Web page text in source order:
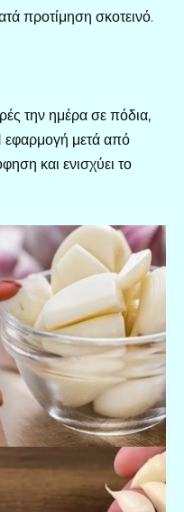
προτίμηση σκοτεινό.
την ημέρα σε πόδια,
εφαρμογή μετά από
και ενισχύει το